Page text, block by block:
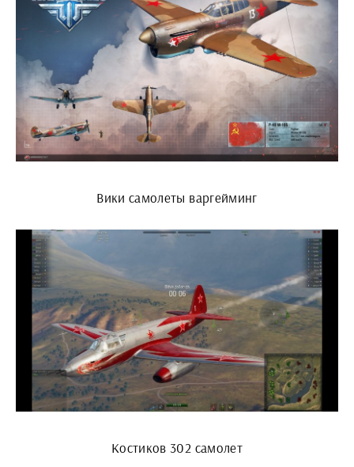
Вики самолеты варгейминг
Костиков 302 самолет